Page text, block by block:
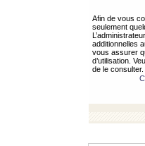
Afin de vous
seulement
additionnelles
vous assurer
d’utilisation.
de le consulter.